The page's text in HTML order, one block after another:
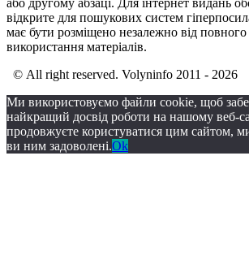
відкрите для пошукових систем
має бути розміщено незалежно від повного
використання матеріалів.
© All right reserved. Volyninfo 2011 - 2026
Ми використовуємо файли cookie, щоб
найкращий досвід роботи на нашому веб-
продовжуєте користуватися цим сайтом,
ви ним задоволені.Ok